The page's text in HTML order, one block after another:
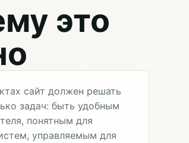
это
сайт должен решать
задач: быть удобным
понятным для
управляемым для